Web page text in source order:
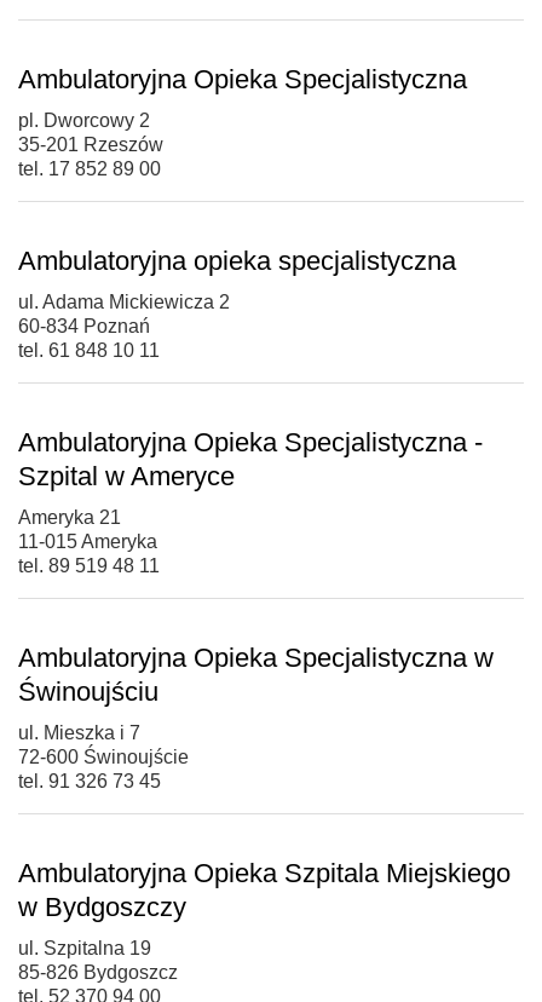
Ambulatoryjna Opieka Specjalistyczna
pl. Dworcowy 2
35-201 Rzeszów
tel. 17 852 89 00
Ambulatoryjna opieka specjalistyczna
ul. Adama Mickiewicza 2
60-834 Poznań
tel. 61 848 10 11
Ambulatoryjna Opieka Specjalistyczna -
Szpital w Ameryce
Ameryka 21
11-015 Ameryka
tel. 89 519 48 11
Ambulatoryjna Opieka Specjalistyczna w
Świnoujściu
ul. Mieszka i 7
72-600 Świnoujście
tel. 91 326 73 45
Ambulatoryjna Opieka Szpitala Miejskiego
w Bydgoszczy
ul. Szpitalna 19
85-826 Bydgoszcz
tel. 52 370 94 00